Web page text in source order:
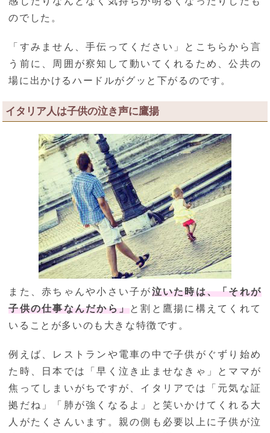
のでした。
「すみません、手伝ってください」とこちらから言
う前に、周囲が察知して動いてくれるため、公共の
場に出かけるハードルがグッと下がるのです。
イタリア人は子供の泣き声に鷹揚
また、赤ちゃんや小さい子が泣いた時は、「それが
子供の仕事なんだから」と割と鷹揚に構えてくれて
いることが多いのも大きな特徴です。
例えば、レストランや電車の中で子供がぐずり始め
た時、日本では「早く泣き止ませなきゃ」とママが
焦ってしまいがちですが、イタリアでは「元気な証
拠だね」「肺が強くなるよ」と笑いかけてくれる大
人がたくさんいます。親の側も必要以上に子供が泣